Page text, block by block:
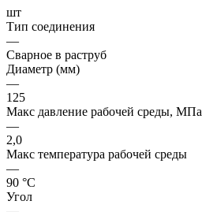
шт
Тип соединения
—
Сварное в раструб
Диаметр (мм)
—
125
Макс давление рабочей среды, МПа
—
2,0
Макс температура рабочей среды
—
90 °С
Угол